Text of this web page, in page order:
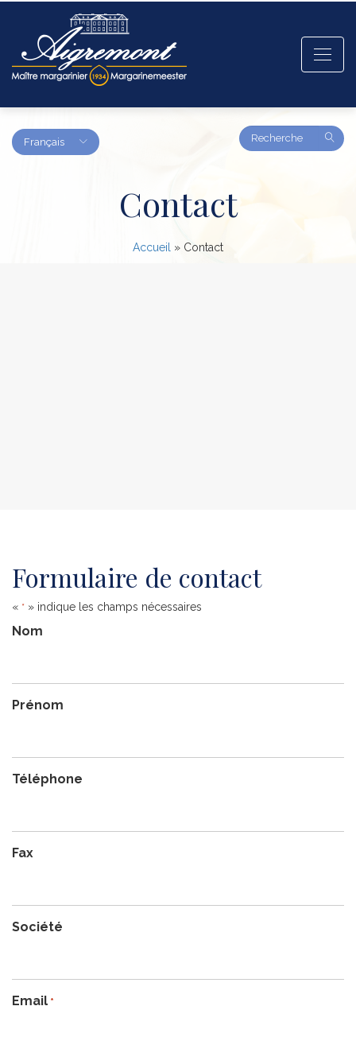
Français
Amount
(in
Contact
Accueil » Contact
Formulaire de contact
« * » indique les champs nécessaires
Nom
Prénom
Téléphone
Fax
Société
Email *